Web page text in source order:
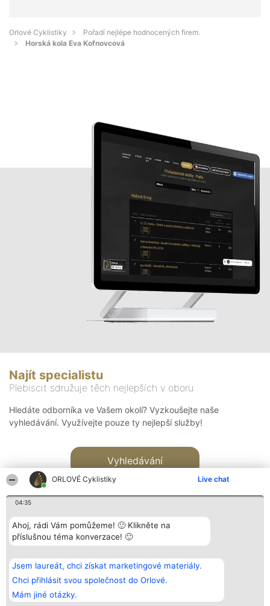
ORLOVÉ Cyklistiky Live chat
04:35
Ahoj, rádi Vám pomůžeme! 🙂 Klikněte na
příslušnou téma konverzace! 🙂
Jsem laureát, chci získat marketingové materiály.
Chci přihlásit svou společnost do Orlové.
Mám jiné otázky.
Orlové Cyklistiky
Pořadí nejlépe hodnocených firem.
Horská kola Eva Kofnovcová
Najít specialistu
Plebiscit sdružuje těch nejlepších v oboru
Hledáte odborníka ve Vašem okolí? Vyzkoušejte naše
vyhledávání. Využívejte pouze ty nejlepší služby!
Vyhledávání
Bright Side Solutions sp. z o.
o. sp. k.
ul. Ruska 22
Wrocław 50-079
KRS 0000749100 | Regon
381313360 | NIP 8943132676
Vítězové
Seznam všech
laureátů
Zásady
Zásady
Kontakt